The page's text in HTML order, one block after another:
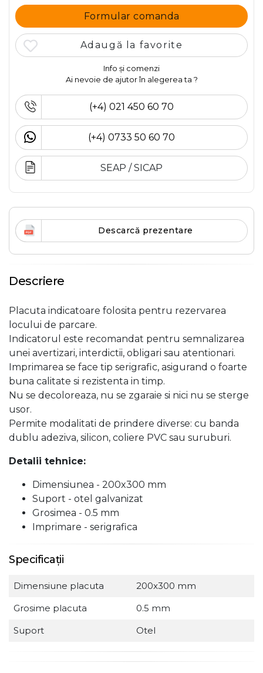
Formular comanda
Adaugă la favorite
Info și comenzi
Ai nevoie de ajutor în alegerea ta ?
(+4) 021 450 60 70
(+4) 0733 50 60 70
SEAP / SICAP
Descarcă prezentare
Descriere
Placuta indicatoare folosita pentru rezervarea
locului de parcare.
Indicatorul este recomandat pentru semnalizarea
unei avertizari, interdictii, obligari sau atentionari.
Imprimarea se face tip serigrafic, asigurand o foarte
buna calitate si rezistenta in timp.
Nu se decoloreaza, nu se zgaraie si nici nu se sterge
usor.
Permite modalitati de prindere diverse: cu banda
dublu adeziva, silicon, coliere PVC sau suruburi.
Detalii tehnice:
Dimensiunea - 200x300 mm
Suport - otel galvanizat
Grosimea - 0.5 mm
Imprimare - serigrafica
Specificații
Dimensiune placuta
200x300 mm
Grosime placuta
0.5 mm
Suport
Otel